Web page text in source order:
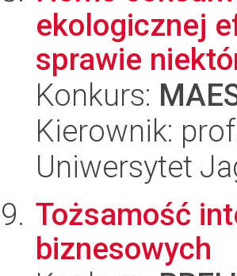
ekologicznej
sprawie
Konkurs:
Kierownik:
Uniwersytet
Tożsamość
biznesowych